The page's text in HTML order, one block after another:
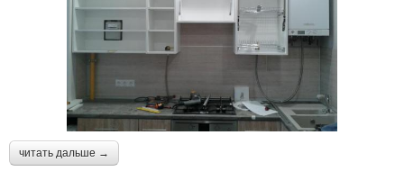
читать дальше →